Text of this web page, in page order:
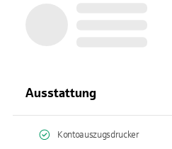
Ausstattung
Kontoauszugsdrucker